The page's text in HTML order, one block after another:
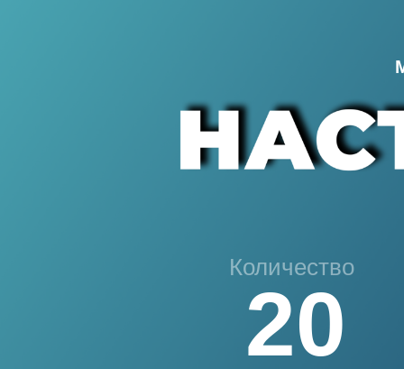
Количество
20